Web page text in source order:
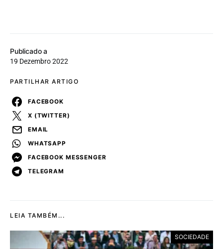
Publicado a
19 Dezembro 2022
PARTILHAR ARTIGO
FACEBOOK
X (TWITTER)
EMAIL
WHATSAPP
FACEBOOK MESSENGER
TELEGRAM
LEIA TAMBÉM...
SOCIEDADE